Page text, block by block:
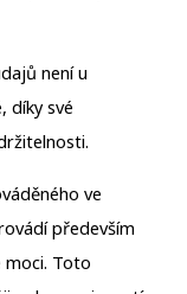
není u
díky své
ve
především
moci. Toto